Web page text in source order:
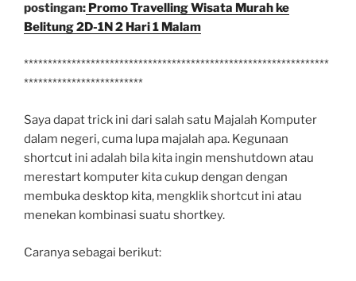
postingan: Promo Travelling Wisata Murah ke
Belitung 2D-1N 2 Hari 1 Malam
****************************************************************
*************************
Saya dapat trick ini dari salah satu Majalah Komputer
dalam negeri, cuma lupa majalah apa. Kegunaan
shortcut ini adalah bila kita ingin menshutdown atau
merestart komputer kita cukup dengan dengan
membuka desktop kita, mengklik shortcut ini atau
menekan kombinasi suatu shortkey.
Caranya sebagai berikut: